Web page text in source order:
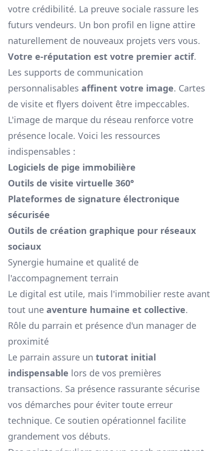
votre crédibilité. La preuve sociale rassure les
futurs vendeurs. Un bon profil en ligne attire
naturellement de nouveaux projets vers vous.
Votre e-réputation est votre premier actif.
Les supports de communication
personnalisables affinent votre image. Cartes
de visite et flyers doivent être impeccables.
L'image de marque du réseau renforce votre
présence locale. Voici les ressources
indispensables :
Logiciels de pige immobilière
Outils de visite virtuelle 360°
Plateformes de signature électronique
sécurisée
Outils de création graphique pour réseaux
sociaux
Synergie humaine et qualité de
l'accompagnement terrain
Le digital est utile, mais l'immobilier reste avant
tout une aventure humaine et collective.
Rôle du parrain et présence d'un manager de
proximité
Le parrain assure un tutorat initial
indispensable lors de vos premières
transactions. Sa présence rassurante sécurise
vos démarches pour éviter toute erreur
technique. Ce soutien opérationnel facilite
grandement vos débuts.